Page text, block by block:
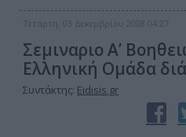
Τετάρτη, 03 Δεκεμβρίου 2008 04:27
Σεμιναριο Α’
Ελληνική Ομάδα
Συντάκτης: Eidisis.gr